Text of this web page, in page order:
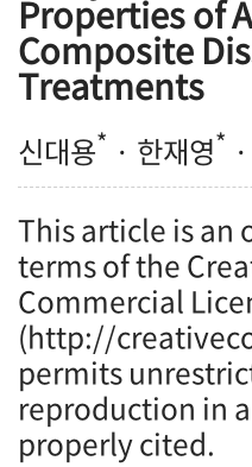
Properties of
Composite
Treatments
신대용* · 한재영*
This article is an
terms of the
Commercial
(http://
permits
reproduction in
properly cited.